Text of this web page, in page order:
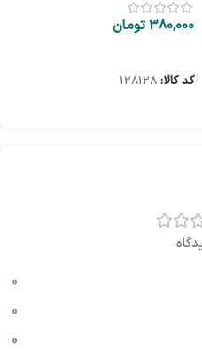
380,000تومان
کد کالا:128128
0
0
0